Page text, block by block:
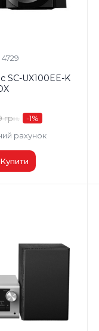
SC-UX100EE-K
грн. -1%
рахунок
Купити